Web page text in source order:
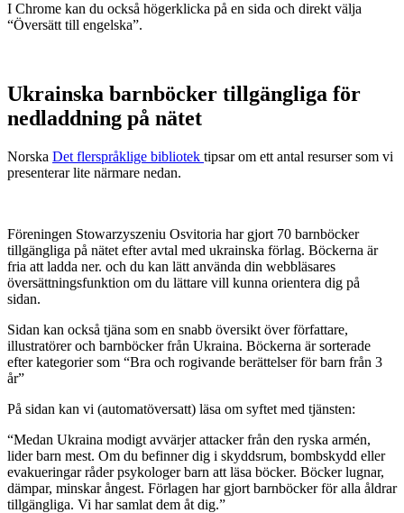
I Chrome kan du också högerklicka på en sida och direkt välja
“Översätt till engelska”.
Ukrainska barnböcker tillgängliga för
nedladdning på nätet
Norska Det flerspråklige bibliotek tipsar om ett antal resurser som vi
presenterar lite närmare nedan.
Föreningen Stowarzyszeniu Osvitoria har gjort 70 barnböcker
tillgängliga på nätet efter avtal med ukrainska förlag. Böckerna är
fria att ladda ner. och du kan lätt använda din webbläsares
översättningsfunktion om du lättare vill kunna orientera dig på
sidan.
Sidan kan också tjäna som en snabb översikt över författare,
illustratörer och barnböcker från Ukraina. Böckerna är sorterade
efter kategorier som “Bra och rogivande berättelser för barn från 3
år”
På sidan kan vi (automatöversatt) läsa om syftet med tjänsten:
“Medan Ukraina modigt avvärjer attacker från den ryska armén,
lider barn mest. Om du befinner dig i skyddsrum, bombskydd eller
evakueringar råder psykologer barn att läsa böcker. Böcker lugnar,
dämpar, minskar ångest. Förlagen har gjort barnböcker för alla åldrar
tillgängliga. Vi har samlat dem åt dig.”